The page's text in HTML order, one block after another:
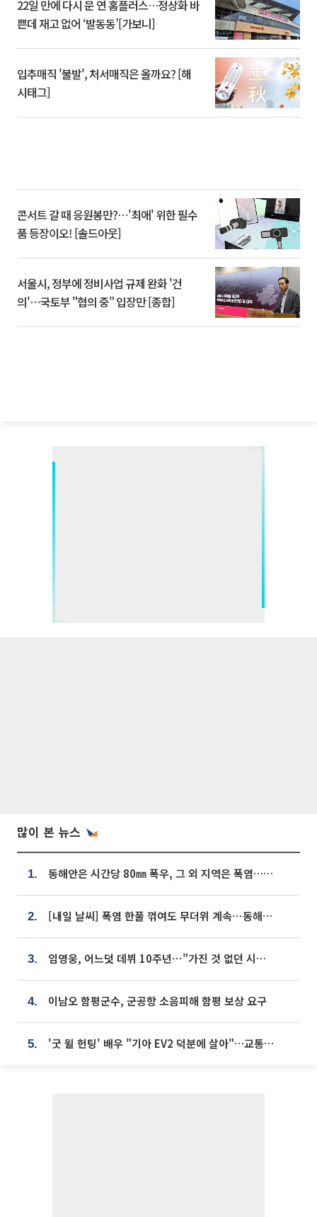
22일 만에 다시 문 연 홈플러스…정상화 바
쁜데 재고 없어 ‘발동동’[가보니]
입추매직 '불발', 처서매직은 올까요? [해
시태그]
콘서트 갈 때 응원봉만?⋯'최애' 위한 필수
품 등장이오! [솔드아웃]
서울시, 정부에 정비사업 규제 완화 '건
의'⋯국토부 "협의 중" 입장만 [종합]
많이 본 뉴스
1. 동해안은 시간당 80㎜ 폭우, 그 외 지역은 폭염…‘극과 극 날씨’
2. [내일 날씨] 폭염 한풀 꺾여도 무더위 계속⋯동해안 이틀 연속 비
3. 임영웅, 어느덧 데뷔 10주년⋯"가진 것 없던 시절, 내 앞엔 20명의 팬뿐"
4. 이남오 함평군수, 군공항 소음피해 함평 보상 요구
5. '굿 윌 헌팅' 배우 "기아 EV2 덕분에 살아"…교통사고 후 안전성 극찬